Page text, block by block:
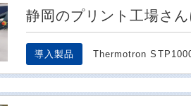
静岡のプリント工場さ
導入製品 Thermotron